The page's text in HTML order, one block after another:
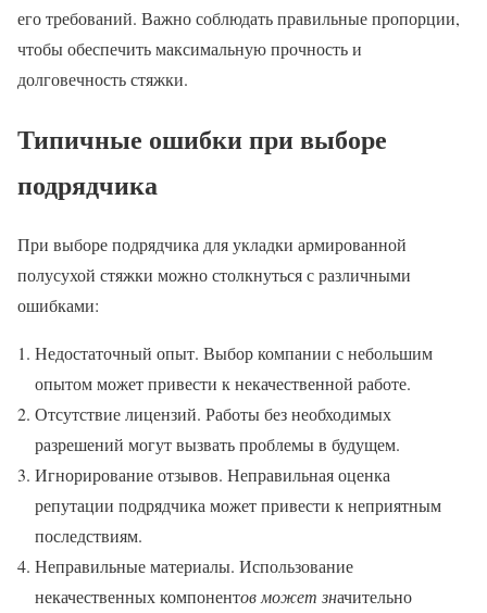
его требований. Важно соблюдать правильные пропорции,
чтобы обеспечить максимальную прочность и
долговечность стяжки.
Типичные ошибки при выборе
подрядчика
При выборе подрядчика для укладки армированной
полусухой стяжки можно столкнуться с различными
ошибками:
Недостаточный опыт. Выбор компании с небольшим
опытом может привести к некачественной работе.
Отсутствие лицензий. Работы без необходимых
разрешений могут вызвать проблемы в будущем.
Игнорирование отзывов. Неправильная оценка
репутации подрядчика может привести к неприятным
последствиям.
Неправильные материалы. Использование
некачественных компонентов может значительно